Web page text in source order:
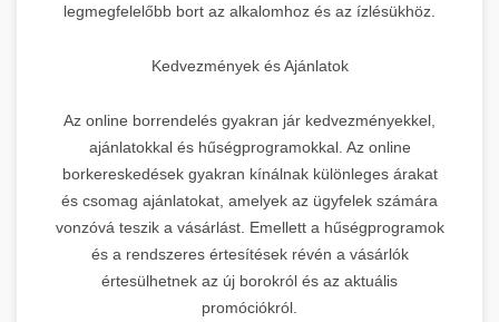
legmegfelelőbb bort az alkalomhoz és az ízlésükhöz.
Kedvezmények és Ajánlatok
Az online borrendelés gyakran jár kedvezményekkel,
ajánlatokkal és hűségprogramokkal. Az online
borkereskedések gyakran kínálnak különleges árakat
és csomag ajánlatokat, amelyek az ügyfelek számára
vonzóvá teszik a vásárlást. Emellett a hűségprogramok
és a rendszeres értesítések révén a vásárlók
értesülhetnek az új borokról és az aktuális
promóciókról.